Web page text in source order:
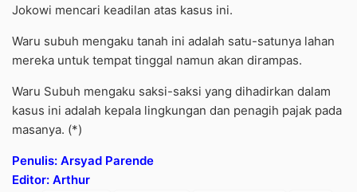
Jokowi mencari keadilan atas kasus ini.
Waru subuh mengaku tanah ini adalah satu-satunya lahan
mereka untuk tempat tinggal namun akan dirampas.
Waru Subuh mengaku saksi-saksi yang dihadirkan dalam
kasus ini adalah kepala lingkungan dan penagih pajak pada
masanya. (*)
Penulis: Arsyad Parende
Editor: Arthur